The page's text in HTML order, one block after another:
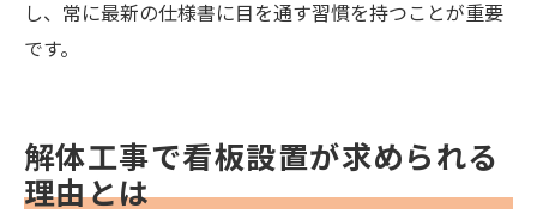
し、常に最新の仕様書に目を通す習慣を持つことが重要
です。
解体工事で看板設置が求められる
理由とは